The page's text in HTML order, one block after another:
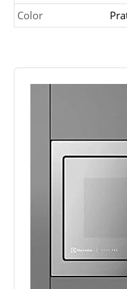
Color